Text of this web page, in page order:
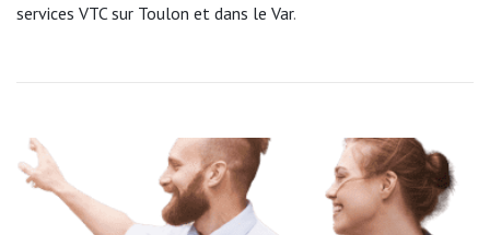
services VTC sur Toulon et dans le Var.